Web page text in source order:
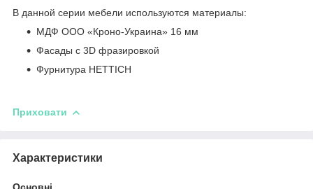
В данной серии мебели используются материалы:
МДФ ООО «Кроно-Украина» 16 мм
Фасады с 3D фразировкой
Фурнитура HETTICH
Приховати
Характеристики
Основні